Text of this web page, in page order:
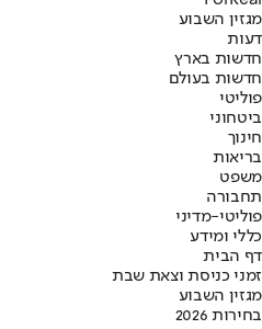
מגזין השבוע
דעות
חדשות בארץ
חדשות בעולם
פוליטי
ביטחוני
חינוך
בריאות
משפט
תחבורה
פוליטי-מדיני
כללי ומידע
דף הבית
זמני כניסת וצאת שבת
מגזין השבוע
בחירות 2026